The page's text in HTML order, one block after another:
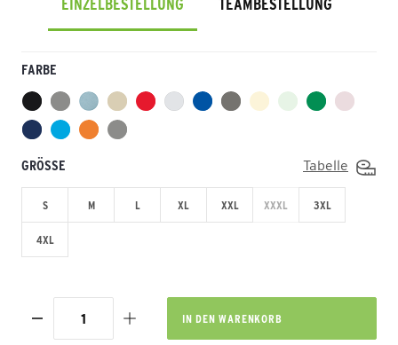
EINZELBESTELLUNG TEAMBESTELLUNG
FARBE
GRÖSSE Tabelle
S M L XL XXL XXXL 3XL
4XL
IN DEN WARENKORB